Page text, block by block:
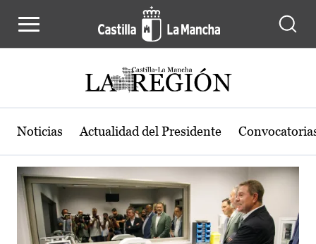
Actualidad de la región de Castilla-
Noticias Actualidad del Presidente